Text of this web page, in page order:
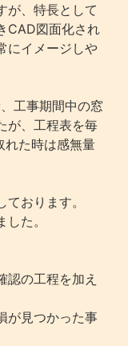
が、特長として
CAD図面化され
にイメージしや
工事期間中の窓
が、工程表を毎
れた時は感無量
おります。
た。
認の工程を加え
見つかった事